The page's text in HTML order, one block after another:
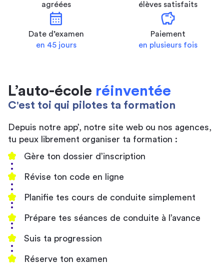
agréées
élèves satisfaits
calendar_month
Date d’examen
en 45 jours
savings
Paiement
en plusieurs fois
L’auto-école réinventée
C'est toi qui pilotes ta formation
Depuis notre app’, notre site web ou nos agences,
tu peux librement organiser ta formation :
Gère ton dossier d’inscription
Révise ton code en ligne
Planifie tes cours de conduite simplement
Prépare tes séances de conduite à l’avance
Suis ta progression
Réserve ton examen